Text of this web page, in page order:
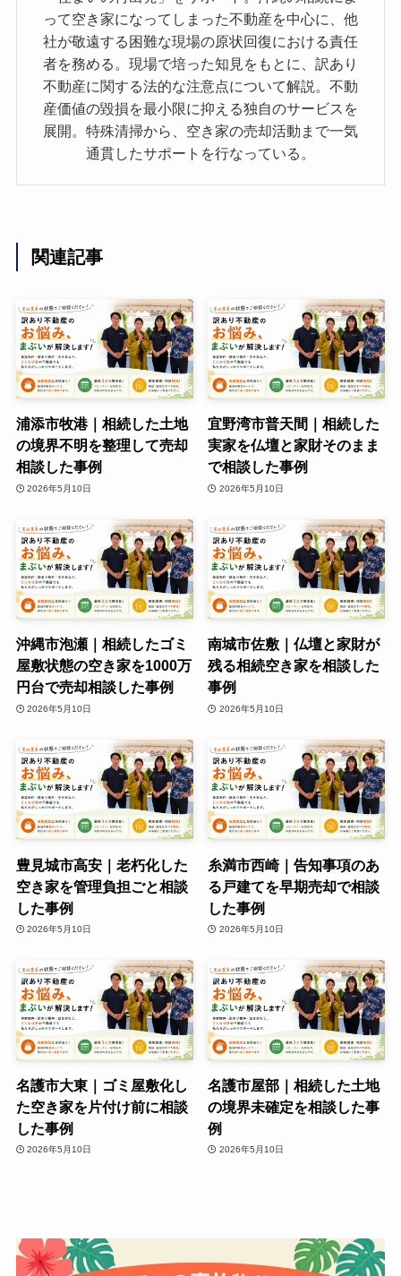
って空き家になってしまった不動産を中心に、他
社が敬遠する困難な現場の原状回復における責任
者を務める。現場で培った知見をもとに、訳あり
不動産に関する法的な注意点について解説。不動
産価値の毀損を最小限に抑える独自のサービスを
展開。特殊清掃から、空き家の売却活動まで一気
通貫したサポートを行なっている。
関連記事
浦添市牧港｜相続した土地
の境界不明を整理して売却
相談した事例
2026年5月10日
宜野湾市普天間｜相続した
実家を仏壇と家財そのまま
で相談した事例
2026年5月10日
沖縄市泡瀬｜相続したゴミ
屋敷状態の空き家を1000万
円台で売却相談した事例
2026年5月10日
南城市佐敷｜仏壇と家財が
残る相続空き家を相談した
事例
2026年5月10日
豊見城市高安｜老朽化した
空き家を管理負担ごと相談
した事例
2026年5月10日
糸満市西崎｜告知事項のあ
る戸建てを早期売却で相談
した事例
2026年5月10日
名護市大東｜ゴミ屋敷化し
た空き家を片付け前に相談
した事例
2026年5月10日
名護市屋部｜相続した土地
の境界未確定を相談した事
例
2026年5月10日